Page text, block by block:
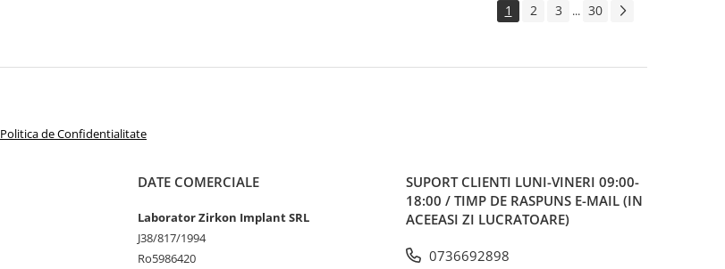
1 2 3 ... 30
Politica de Confidentialitate
DATE COMERCIALE
Laborator Zirkon Implant SRL
J38/817/1994
Ro5986420
SUPORT CLIENTI LUNI-VINERI 09:00-
18:00 / TIMP DE RASPUNS E-MAIL (IN
ACEEASI ZI LUCRATOARE)
0736692898